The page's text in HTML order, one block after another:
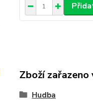
Zboží
Hudba